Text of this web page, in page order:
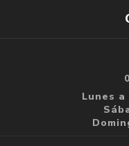
Lunes a